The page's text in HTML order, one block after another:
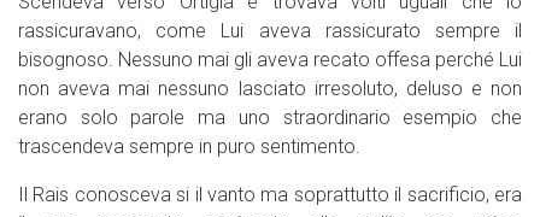
rassicuravano, come Lui aveva rassicurato sempre il
bisognoso. Nessuno mai gli aveva recato offesa perché Lui
non aveva mai nessuno lasciato irresoluto, deluso e non
erano solo parole ma uno straordinario esempio che
trascendeva sempre in puro sentimento.
Il Rais conosceva si il vanto ma soprattutto il sacrificio, era